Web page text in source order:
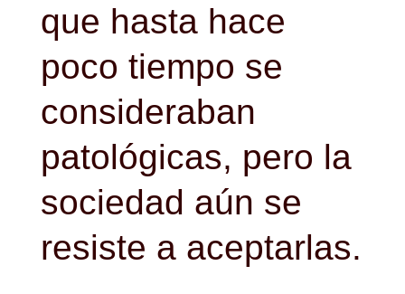
que hasta hace
poco tiempo se
consideraban
patológicas, pero la
sociedad aún se
resiste a aceptarlas.